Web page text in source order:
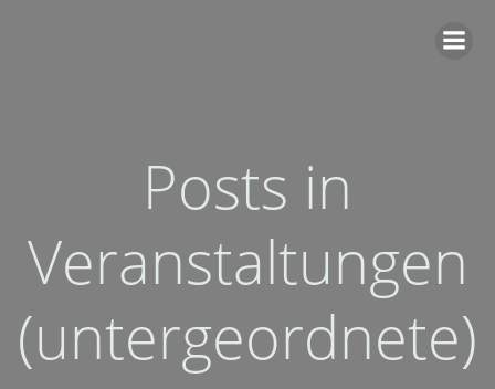
Posts in
Veranstaltungen
(untergeordnete)